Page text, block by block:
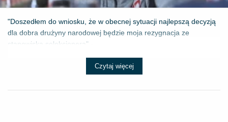
"Doszedłem do wniosku, że w obecnej sytuacji najlepszą decyzją
dla dobra drużyny narodowej będzie moja rezygnacja ze
stanowiska selekcjonera" - ...
Czytaj więcej